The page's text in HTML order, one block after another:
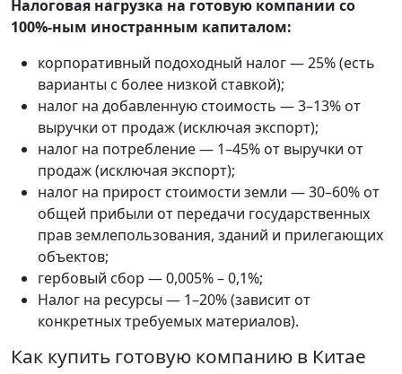
Налоговая нагрузка на готовую компании со
100%-ным иностранным капиталом:
корпоративный подоходный налог — 25% (есть
варианты с более низкой ставкой);
налог на добавленную стоимость — 3–13% от
выручки от продаж (исключая экспорт);
налог на потребление — 1–45% от выручки от
продаж (исключая экспорт);
налог на прирост стоимости земли — 30–60% от
общей прибыли от передачи государственных
прав землепользования, зданий и прилегающих
объектов;
гербовый сбор — 0,005% – 0,1%;
Налог на ресурсы — 1–20% (зависит от
конкретных требуемых материалов).
Как купить готовую компанию в Китае